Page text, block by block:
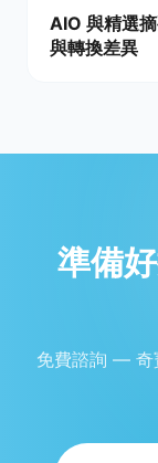
AIO 與精選
與轉換差異
準備
免費諮詢 — 奇